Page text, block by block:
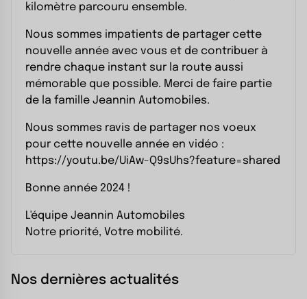
kilomètre parcouru ensemble.
Nous sommes impatients de partager cette
nouvelle année avec vous et de contribuer à
rendre chaque instant sur la route aussi
mémorable que possible. Merci de faire partie
de la famille Jeannin Automobiles.
Nous sommes ravis de partager nos voeux
pour cette nouvelle année en vidéo :
https://youtu.be/UiAw-Q9sUhs?feature=shared
Bonne année 2024 !
L'équipe Jeannin Automobiles
Notre priorité, Votre mobilité.
Nos dernières actualités